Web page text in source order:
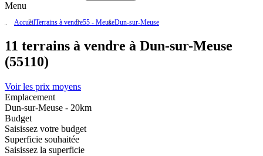
Menu
AccueilTerrains à vendre55 - MeuseDun-sur-Meuse
11 terrains à vendre à Dun-sur-Meuse
(55110)
Voir les prix moyens
Emplacement
Dun-sur-Meuse - 20km
Budget
Saisissez votre budget
Superficie souhaitée
Saisissez la superficie